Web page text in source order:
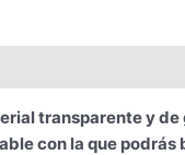
transparente y de
con la que podrás